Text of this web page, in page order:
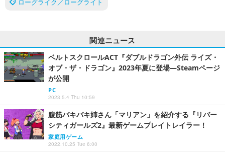
ローグライク／ローグライト
関連ニュース
ベルトスクロールACT『ダブルドラゴン外伝 ライズ・
オブ・ザ・ドラゴン』2023年夏に登場―Steamページ
が公開
PC
2023.5.4 Thu 10:59
腹筋バキバキ姉さん「マリアン」を紹介する『リバー
シティガールズ2』最新ゲームプレイトレイラー！
家庭用ゲーム
2022.10.25 Tue 6:00